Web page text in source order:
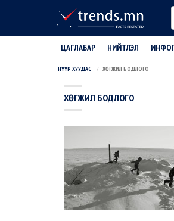
ЦАГЛАБАР НИЙТЛЭЛ
НҮҮР ХУУДАС ХӨГЖИЛ БОДЛОГО
ХӨГЖИЛ БОДЛОГО